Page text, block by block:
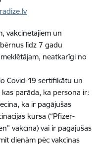
vakcinētajiem un
līdz 7 gadu
neatkarīgi no
Covid-19 sertifikātu un
parāda, ka persona ir:
ka ir pagājušas
kursa (“Pfizer-
vakcīna) vai ir pagājušas
dienām pēc vakcīnas